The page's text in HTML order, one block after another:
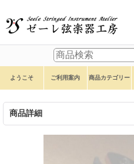
ようこそ ご利用案内 商品カテゴリー
商品詳細